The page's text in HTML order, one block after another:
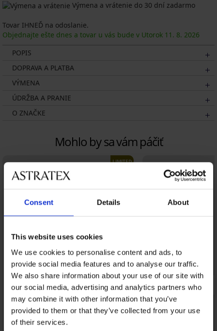
Consent Details About
This website uses cookies
We use cookies to personalise content and ads, to
provide social media features and to analyse our traffic.
We also share information about your use of our site with
our social media, advertising and analytics partners who
may combine it with other information that you’ve
provided to them or that they’ve collected from your use
of their services.
Výmena a vrátenie do 30 dní zadarmo
Tovar IHNEĎ na odoslanie.
Objednajte ešte dnes a tovar u vás bude v Utorok 11. 8. 2026
POPIS
DOPRAVA A PLATBA
VÝMENA
ÚDRŽBA A PRANIE
O ZNAČKE
Mohlo by sa vám páčiť
LIMITED